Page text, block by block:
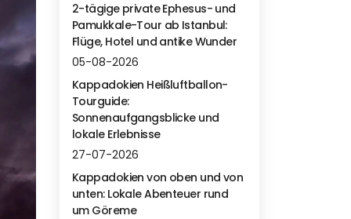
2-tägige private Ephesus- und
Pamukkale-Tour ab Istanbul:
Flüge, Hotel und antike Wunder
05-08-2026
Kappadokien Heißluftballon-
Tourguide:
Sonnenaufgangsblicke und
lokale Erlebnisse
27-07-2026
Kappadokien von oben und von
unten: Lokale Abenteuer rund
um Göreme